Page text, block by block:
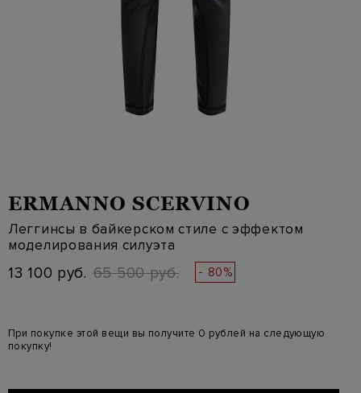
ERMANNO SCERVINO
Леггинсы в байкерском стиле с эффектом
моделирования силуэта
13 100 руб. 65 500 руб. - 80%
При покупке этой вещи вы получите 0 рублей на следующую
покупку!